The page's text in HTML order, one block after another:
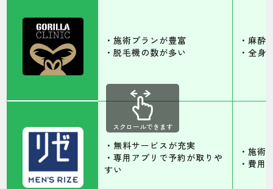
・施術プランが豊富
・脱毛機の数が多い
・麻酔
・全身
・無料サービスが充実
・専用アプリで予約が取りや
すい
・施術
・費用
スクロールできます